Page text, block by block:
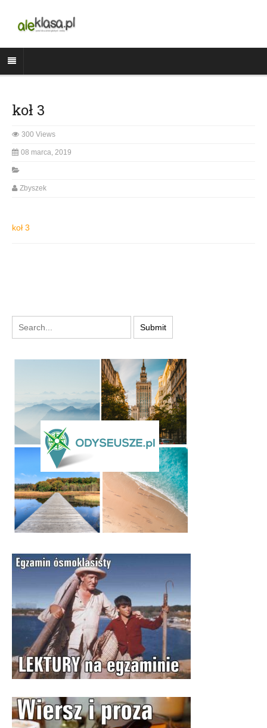
koł 3
300 Views
08 marca, 2019
Zbyszek
koł 3